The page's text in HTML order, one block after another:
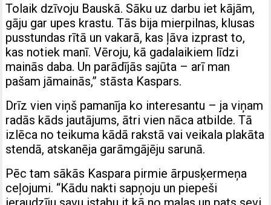
Tolaik dzīvoju Bauskā. Sāku uz darbu iet kājām,
gāju gar upes krastu. Tās bija mierpilnas, klusas
pusstundas rītā un vakarā, kas ļāva izprast to,
kas notiek manī. Vēroju, kā gadalaikiem līdzi
mainās daba. Un parādījās sajūta – arī man
pašam jāmainās,” stāsta Kaspars.
Drīz vien viņš pamanīja ko interesantu – ja viņam
radās kāds jautājums, ātri vien nāca atbilde. Tā
izlēca no teikuma kādā rakstā vai veikala plakāta
stendā, atskanēja garāmgājēju sarunā.
Pēc tam sākās Kaspara pirmie ārpusķermeņa
ceļojumi. “Kādu nakti sapņoju un piepeši